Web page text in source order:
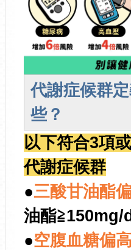
代謝症候群
些？
以下符合3項
代謝症候群
●三酸甘油酯
油酯≧150mg/
●空腹血糖偏高